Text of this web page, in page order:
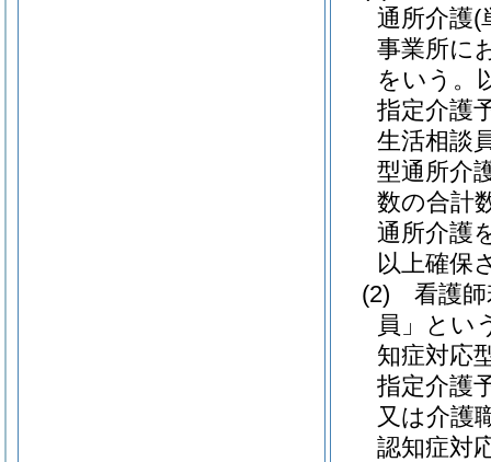
通所介護(
事業所に
をいう。
指定介護
生活相談
型通所介
数の合計
通所介護
以上確保
(2)
看護
員」とい
知症対応
指定介護
又は介護
認知症対